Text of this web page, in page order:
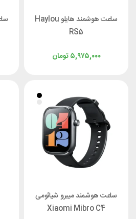
ساعت هوشمند هایلو Haylou
RS5
تومان۵,۹۷۵,۰۰۰
ساعت هوشمند میبرو شیائومی
Xiaomi Mibro C4